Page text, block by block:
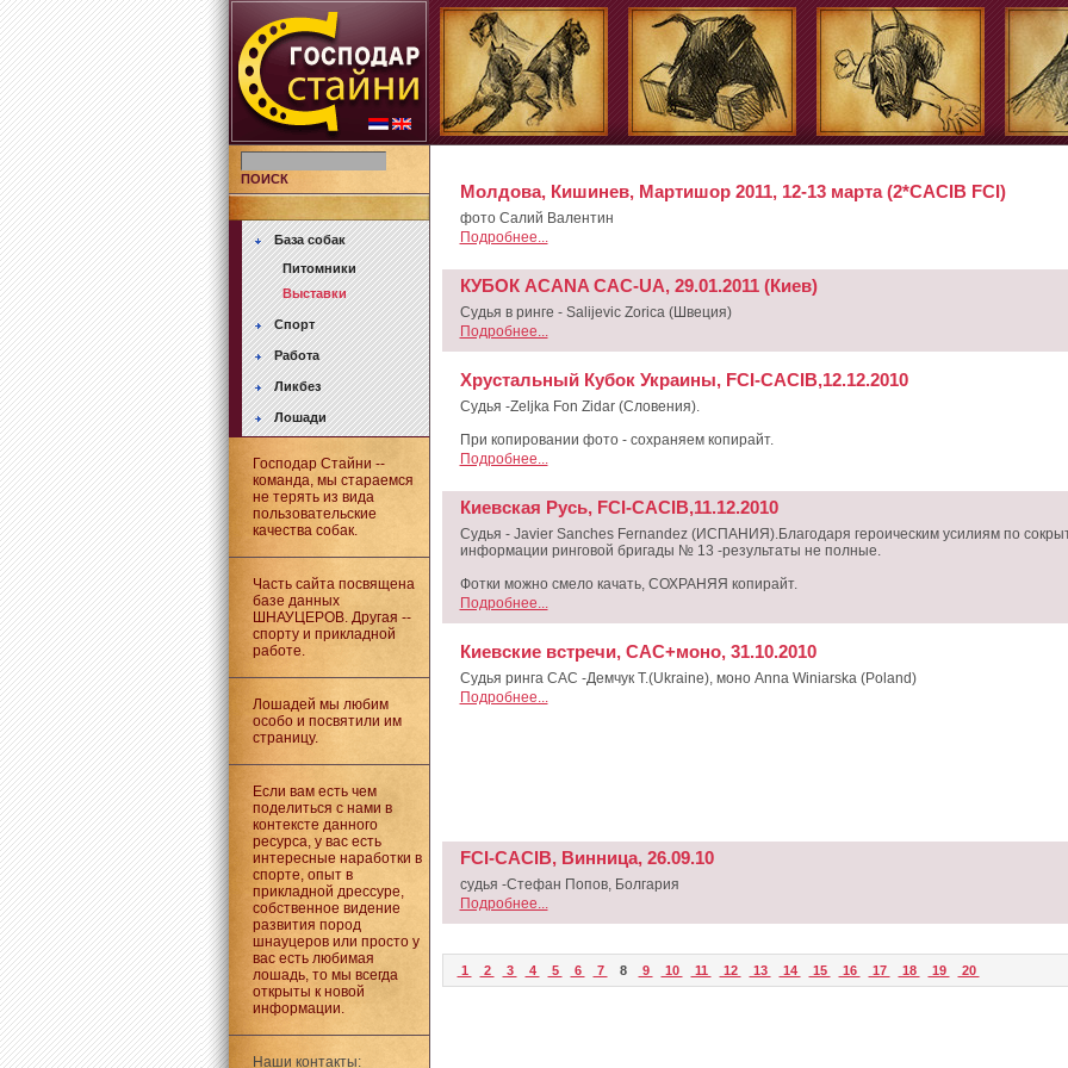
ПОИСК
База собак
Питомники
Выставки
Спорт
Работа
Ликбез
Лошади
Господар Стайни --
команда, мы стараемся
не терять из вида
пользовательские
качества собак.
Часть сайта посвящена
базе данных
ШНАУЦЕРОВ. Другая --
спорту и прикладной
работе.
Лошадей мы любим
особо и посвятили им
страницу.
Если вам есть чем
поделиться с нами в
контексте данного
ресурса, у вас есть
интересные наработки в
спорте, опыт в
прикладной дрессуре,
собственное видение
развития пород
шнауцеров или просто у
вас есть любимая
лошадь, то мы всегда
открыты к новой
информации.
Наши контакты:
Молдова, Кишинев, Мартишор 2011, 12-13 марта (2*CACIB FCI)
фото Салий Валентин
Подробнее...
КУБОК ACANA CAC-UA, 29.01.2011 (Киев)
Судья в ринге - Salijevic Zorica (Швеция)
Подробнее...
Хрустальный Кубок Украины, FCI-CACIB,12.12.2010
Судья -Zeljka Fon Zidar (Словения).
При копировании фото - сохраняем копирайт.
Подробнее...
Киевская Русь, FCI-CACIB,11.12.2010
Судья - Javier Sanches Fernandez (ИСПАНИЯ).Благодаря героическим усилиям по
информации ринговой бригады № 13 -результаты не полные.
Фотки можно смело качать, СОХРАНЯЯ копирайт.
Подробнее...
Киевские встречи, САС+моно, 31.10.2010
Судья ринга САС -Демчук Т.(Ukraine), моно Anna Winiarska (Poland)
Подробнее...
FCI-CACIB, Винница, 26.09.10
судья -Стефан Попов, Болгария
Подробнее...
1 2 3 4 5 6 7 8 9 10 11 12 13 14 15 16 17 18 19 20